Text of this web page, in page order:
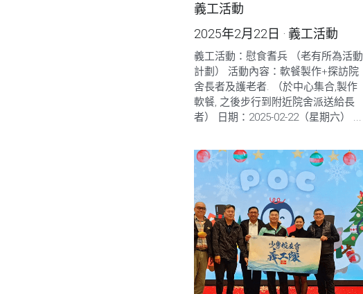
義工活動
2025年2月22日 · 義工活動
義工活動：慰食耆兵 （老有所為活動
計劃） 活動內容：軟餐製作+探訪院
舍長者及護老者. （於中心集合,製作
軟餐, 之後步行到附近院舍派送給長
者） 日期：2025-02-22（星期六） ...